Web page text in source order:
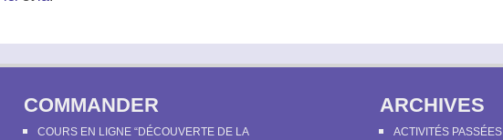
COMMANDER
COURS EN LIGNE “DÉCOUVERTE DE LA
ARCHIVES
ACTIVITÉS PASSÉES